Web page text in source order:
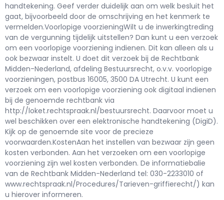
handtekening. Geef verder duidelijk aan om welk besluit het
gaat, bijvoorbeeld door de omschrijving en het kenmerk te
vermelden.Voorlopige voorzieningWilt u de inwerkingtreding
van de vergunning tijdelijk uitstellen? Dan kunt u een verzoek
om een voorlopige voorziening indienen. Dit kan alleen als u
ook bezwaar instelt. U doet dit verzoek bij de Rechtbank
Midden-Nederland, afdeling Bestuursrecht, o.v.v. voorlopige
voorzieningen, postbus 16005, 3500 DA Utrecht. U kunt een
verzoek om een voorlopige voorziening ook digitaal indienen
bij de genoemde rechtbank via
http://loket.rechtspraak.nl/bestuursrecht. Daarvoor moet u
wel beschikken over een elektronische handtekening (DigiD).
Kijk op de genoemde site voor de precieze
voorwaarden.KostenAan het instellen van bezwaar zijn geen
kosten verbonden. Aan het verzoeken om een voorlopige
voorziening zijn wel kosten verbonden. De informatiebalie
van de Rechtbank Midden-Nederland tel: 030-2233010 of
www.rechtspraak.nl/Procedures/Tarieven-griffierecht/) kan
u hierover informeren.